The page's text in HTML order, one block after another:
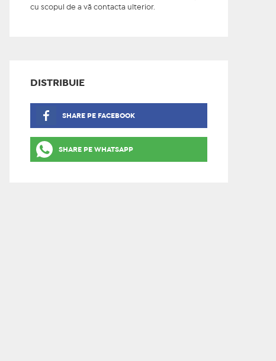
cu scopul de a vă contacta ulterior.
DISTRIBUIE
SHARE PE FACEBOOK
SHARE PE WHATSAPP